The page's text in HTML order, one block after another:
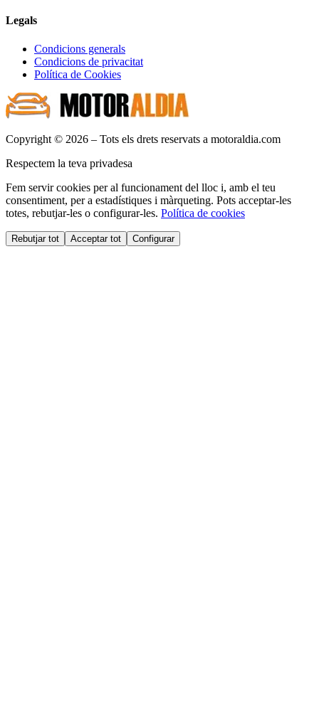
Legals
Condicions generals
Condicions de privacitat
Política de Cookies
Copyright © 2026 – Tots els drets reservats a motoraldia.com
Respectem la teva privadesa
Fem servir cookies per al funcionament del lloc i, amb el teu
consentiment, per a estadístiques i màrqueting. Pots acceptar-les
totes, rebutjar-les o configurar-les. Política de cookies
Rebutjar tot Acceptar tot Configurar